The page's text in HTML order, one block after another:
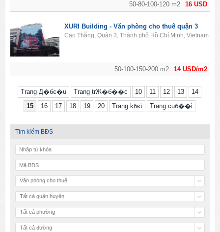
16 USD
50-80-100-120 m2
14 USD/m2
50-100-150-200 m2
XURI Building - Văn phòng cho thuê quận 3
Cao Thắng, Quận 3, Thành phố Hồ Chí Minh, Vietnam
Trang Д�бє�u Trang trЖ�б��c 10 11 12 13
14
15
16 17 18 19 20 Trang kбєї Trang cuб��i
Tìm kiếm BĐS
Văn phòng cho thuê
Tất cả quận huyện
Tất cả phường
Tất cả đường